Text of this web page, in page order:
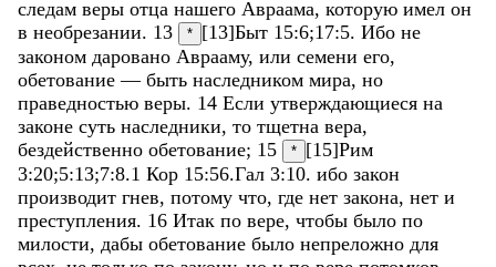
следам веры отца нашего Авраама, которую имел он
в необрезании. 13 * [13]Быт 15:6;17:5. Ибо не
законом даровано Аврааму, или семени его,
обетование— быть наследником мира, но
праведностью веры. 14 Если утверждающиеся на
законе суть наследники, то тщетна вера,
бездейственно обетование; 15 * [15]Рим
3:20;5:13;7:8.1 Кор 15:56.Гал 3:10. ибо закон
производит гнев, потому что, где нет закона, нет и
преступления. 16 Итак по вере, чтобы было по
милости, дабы обетование было непреложно для